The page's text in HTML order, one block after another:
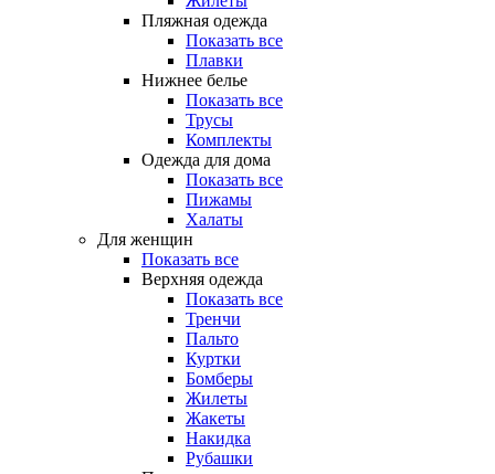
Пляжная одежда
Показать все
Плавки
Нижнее белье
Показать все
Трусы
Комплекты
Одежда для дома
Показать все
Пижамы
Халаты
Для женщин
Показать все
Верхняя одежда
Показать все
Тренчи
Пальто
Куртки
Бомберы
Жилеты
Жакеты
Накидка
Рубашки